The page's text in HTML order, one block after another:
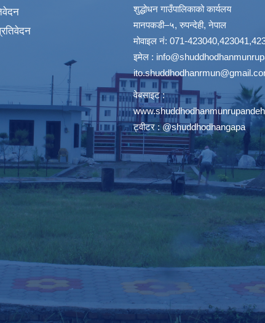
शुद्धोधन गाउँपालिकाको कार्यलय
मानपकडी–५, रुपन्देही, नेपाल
मोवाइल नं: 071-
इमेल :
वेबसाइट :
ट्वीटर : @shuddhodhangapa